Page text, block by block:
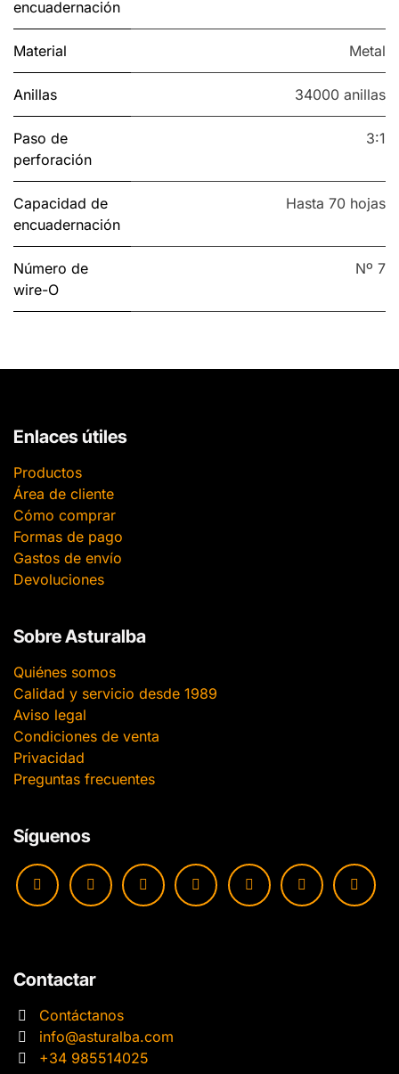
encuadernación
Material Metal
Anillas 34000 anillas
Paso de
perforación
3:1
Capacidad de
encuadernación
Hasta 70 hojas
Número de
wire-O
Nº 7
Enlaces útiles
Productos
Área de cliente
Cómo comprar
Formas de pago
Gastos de envío
Devoluciones
Sobre Asturalba
Quiénes somos
Calidad y servicio desde 1989
Aviso legal
Condiciones de venta
Privacidad
Preguntas frecuentes
Síguenos
Contactar
Contáctanos
info@asturalba.com
+34 985514025